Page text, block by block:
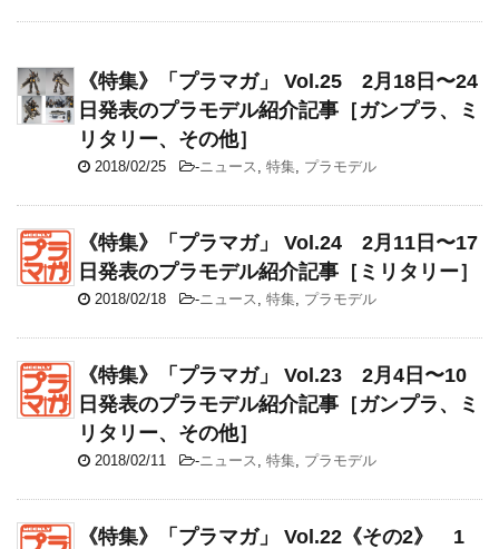
《特集》「プラマガ」 Vol.25 2月18日〜24
日発表のプラモデル紹介記事［ガンプラ、ミ
リタリー、その他］
2018/02/25 -ニュース , 特集, プラモデル
《特集》「プラマガ」 Vol.24 2月11日〜17
日発表のプラモデル紹介記事［ミリタリー］
2018/02/18 -ニュース , 特集, プラモデル
《特集》「プラマガ」 Vol.23 2月4日〜10
日発表のプラモデル紹介記事［ガンプラ、ミ
リタリー、その他］
2018/02/11 -ニュース , 特集, プラモデル
《特集》「プラマガ」 Vol.22《その2》 1